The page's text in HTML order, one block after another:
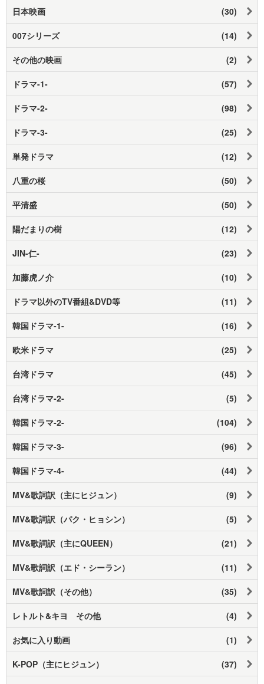
日本映画 (30)
007シリーズ (14)
その他の映画 (2)
ドラマ-1- (57)
ドラマ-2- (98)
ドラマ-3- (25)
単発ドラマ (12)
八重の桜 (50)
平清盛 (50)
陽だまりの樹 (12)
JIN-仁- (23)
加藤虎ノ介 (10)
ドラマ以外のTV番組&DVD等 (11)
韓国ドラマ-1- (16)
欧米ドラマ (25)
台湾ドラマ (45)
台湾ドラマ-2- (5)
韓国ドラマ-2- (104)
韓国ドラマ-3- (96)
韓国ドラマ-4- (44)
MV&歌詞訳（主にヒジュン） (9)
MV&歌詞訳（パク・ヒョシン） (5)
MV&歌詞訳（主にQUEEN） (21)
MV&歌詞訳（エド・シーラン） (11)
MV&歌詞訳（その他） (35)
レトルト&キヨ その他 (4)
お気に入り動画 (1)
K-POP（主にヒジュン） (37)